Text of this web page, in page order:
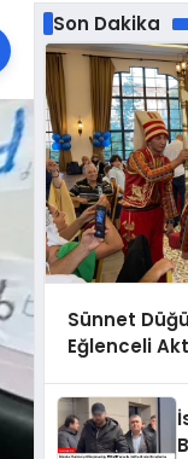
Son Dakika
Sünnet
Eğlenceli